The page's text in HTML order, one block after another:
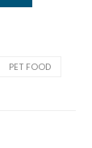
PET FOOD